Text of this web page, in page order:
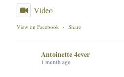
Video
View on Facebook · Share
Antoinette 4ever
1 month ago